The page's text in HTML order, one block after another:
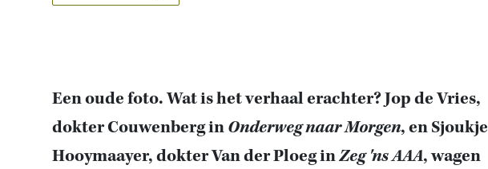
Een oude foto. Wat is het verhaal erachter? Jop de Vries,
dokter Couwenberg inOnderweg naar Morgen, en Sjoukje
Hooymaayer, dokter Van der Ploeg inZeg 'ns AAA, wagen